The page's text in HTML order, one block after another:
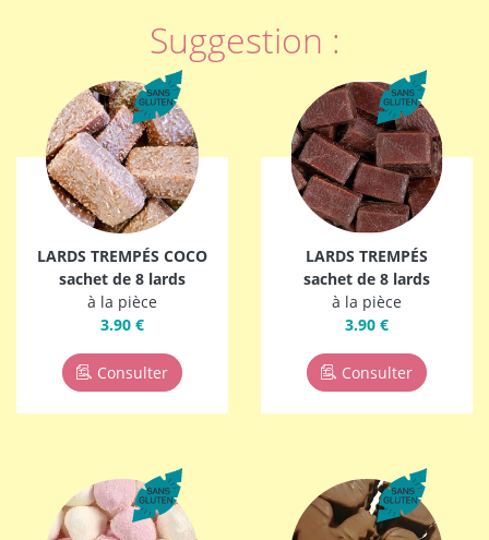
Suggestion :
LARDS TREMPÉS COCO
sachet de 8 lards
à la pièce
3.90 €
Consulter
LARDS TREMPÉS
sachet de 8 lards
à la pièce
3.90 €
Consulter